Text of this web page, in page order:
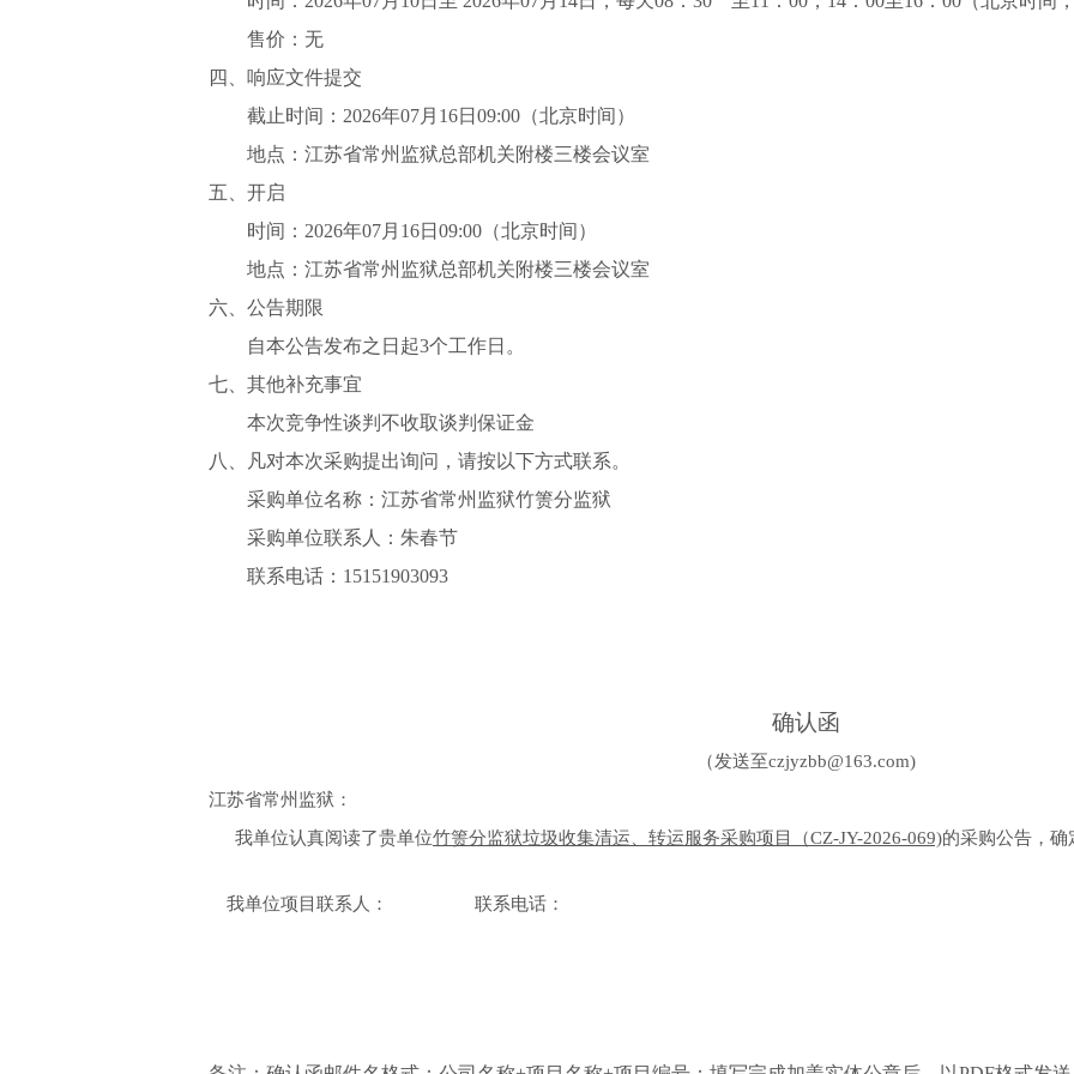
售价：无
四、响应文件提交
截止时间： 2026年07月16日09:00 （北京时间）
地点： 江苏省常州监狱总部机关附楼三楼会议室
五、开启
时间： 2026年07月16日09:00 （北京时间）
地点：江苏省常州监狱总部机关附楼三楼会议室
六、公告期限
自本公告发布之日起3个工作日。
七、其他补充事宜
本次竞争性谈判不收取谈判保证金
八、凡对本次采购提出询问，请按以下方式联系。
采购单位名称：江苏省常州监狱竹箦分监狱
采购单位联系人： 朱春节
联系电话 ： 15151903093
确认函
（发送至czjyzbb@163.com)
江苏省常州监狱：
我单位认真阅读了贵单位竹箦分监狱垃圾收集清运、转运服务采购项目（CZ-JY-2026-069)的采购公告，确
我单位项目联系人： 联系电话：